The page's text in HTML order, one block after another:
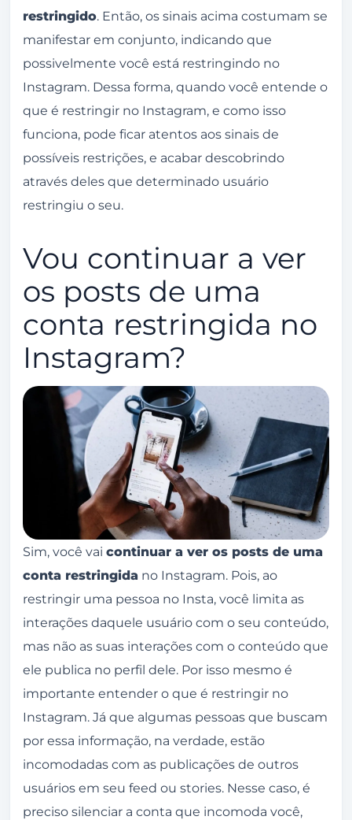
restringido. Então, os sinais acima costumam se
manifestar em conjunto, indicando que
possivelmente você está restringindo no
Instagram. Dessa forma, quando você entende o
que é restringir no Instagram, e como isso
funciona, pode ficar atentos aos sinais de
possíveis restrições, e acabar descobrindo
através deles que determinado usuário
restringiu o seu.
Vou continuar a ver
os posts de uma
conta restringida no
Instagram?
Sim, você vai continuar a ver os posts de uma
conta restringida no Instagram. Pois, ao
restringir uma pessoa no Insta, você limita as
interações daquele usuário com o seu conteúdo,
mas não as suas interações com o conteúdo que
ele publica no perfil dele. Por isso mesmo é
importante entender o que é restringir no
Instagram. Já que algumas pessoas que buscam
por essa informação, na verdade, estão
incomodadas com as publicações de outros
usuários em seu feed ou stories. Nesse caso, é
preciso silenciar a conta que incomoda você,